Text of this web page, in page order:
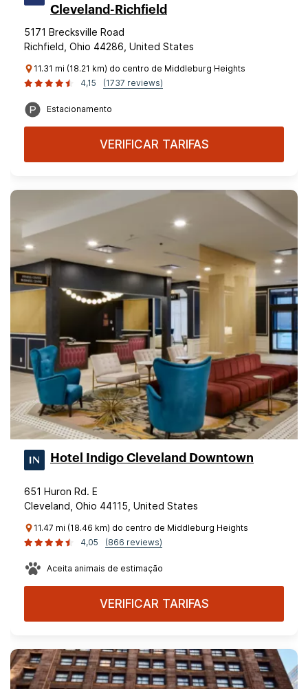
Cleveland-Richfield
5171 Brecksville Road
Richfield, Ohio 44286, United States
11.31 mi (18.21 km) do centro de Middleburg Heights
4,15
(1737 reviews)
Estacionamento
VERIFICAR TARIFAS
Hotel Indigo Cleveland Downtown
651 Huron Rd. E
Cleveland, Ohio 44115, United States
11.47 mi (18.46 km) do centro de Middleburg Heights
4,05
(866 reviews)
Aceita animais de estimação
VERIFICAR TARIFAS